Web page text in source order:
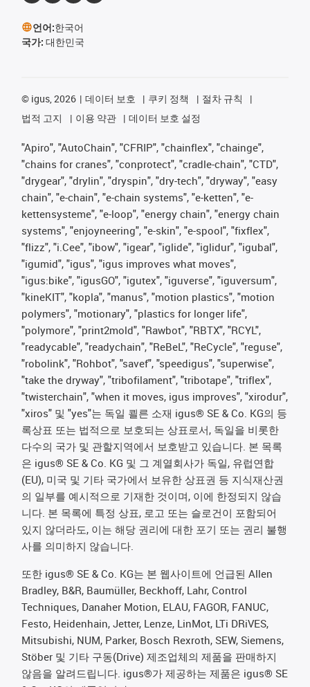
언어:한국어
국가: 대한민국
© igus, 2026 데이터 보호 쿠키 정책
절차 규칙
법적 고지
이용 약관 데이터 보호 설정
"Apiro", "AutoChain", "CFRIP", "chainflex", "chainge",
"chains for cranes", "conprotect", "cradle-chain", "CTD",
"drygear", "drylin", "dryspin", "dry-tech", "dryway", "easy
chain", "e-chain", "e-chain systems", "e-ketten", "e-
kettensysteme", "e-loop", "energy chain", "energy chain
systems", "enjoyneering", "e-skin", "e-spool", "fixflex",
"flizz", "i.Cee", "ibow", "igear", "iglide", "iglidur", "igubal",
"igumid", "igus", "igus improves what moves",
"igus:bike", "igusGO", "igutex", "iguverse", "iguversum",
"kineKIT", "kopla", "manus", "motion plastics", "motion
polymers", "motionary", "plastics for longer life",
"polymore", "print2mold", "Rawbot", "RBTX", "RCYL",
"readycable", "readychain", "ReBeL", "ReCycle", "reguse",
"robolink", "Rohbot", "savef", "speedigus", "superwise",
"take the dryway", "tribofilament", "tribotape", "triflex",
"twisterchain", "when it moves, igus improves", "xirodur",
"xiros" 및 "yes"는 독일 쾰른 소재 igus® SE & Co. KG의 등
록상표 또는 법적으로 보호되는 상표로서, 독일을 비롯한
다수의 국가 및 관할지역에서 보호받고 있습니다. 본 목록
은 igus® SE & Co. KG 및 그 계열회사가 독일, 유럽연합
(EU), 미국 및 기타 국가에서 보유한 상표권 등 지식재산권
의 일부를 예시적으로 기재한 것이며, 이에 한정되지 않습
니다. 본 목록에 특정 상표, 로고 또는 슬로건이 포함되어
있지 않더라도, 이는 해당 권리에 대한 포기 또는 권리 불행
사를 의미하지 않습니다.
또한 igus® SE & Co. KG는 본 웹사이트에 언급된 Allen
Bradley, B&R, Baumüller, Beckhoff, Lahr, Control
Techniques, Danaher Motion, ELAU, FAGOR, FANUC,
Festo, Heidenhain, Jetter, Lenze, LinMot, LTi DRiVES,
Mitsubishi, NUM, Parker, Bosch Rexroth, SEW, Siemens,
Stöber 및 기타 구동(Drive) 제조업체의 제품을 판매하지
않음을 알려드립니다. igus®가 제공하는 제품은 igus® SE